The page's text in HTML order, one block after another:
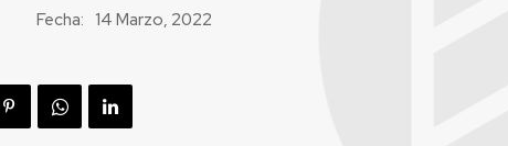
Fecha: 14 Marzo, 2022